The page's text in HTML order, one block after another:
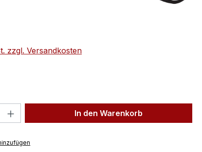
zzgl. Versandkosten
Gib den gewünschten Wert
In den Warenkorb